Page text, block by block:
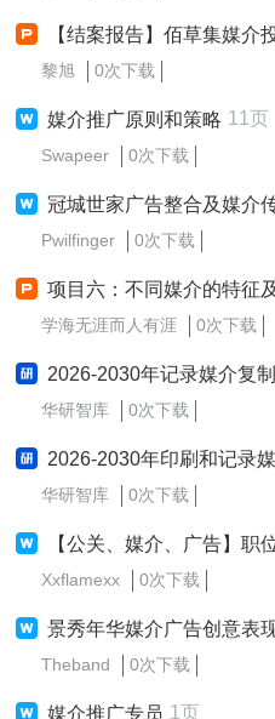
【结案报告】佰草集媒介
黎旭 0次下载
媒介推广原则和策略 11页
Swapeer 0次下载
冠城世家广告整合及媒介
Pwilfinger 0次下载
项目六：不同媒介的特征
学海无涯而人有涯 0次下载
2026-2030年记录媒介复制行业
华研智库 0次下载
2026-2030年印刷和记录媒介复制
华研智库 0次下载
【公关、媒介、广告】职
Xxflamexx 0次下载
景秀年华媒介广告创意表
Theband 0次下载
媒介推广专员 1页